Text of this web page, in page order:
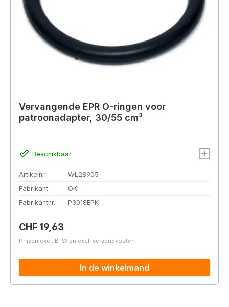
Vervangende EPR O-ringen voor
patroonadapter, 30/55 cm³
Beschikbaar
Artikelnr.
WL28905
Fabrikant
OKI
Fabrikantnr.
P3018EPK
Normale prijs:
CHF 19,63
Prijzen excl. BTW en excl. verzendkosten
In de winkelmand